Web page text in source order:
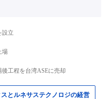
設立
場
工程を台湾ASEに売却
とルネサステクノロジの経営